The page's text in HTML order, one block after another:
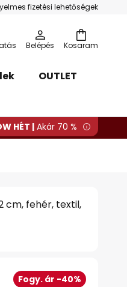
fizetési lehetőségek
Kosaram
Belépés
OUTLET
HÉT |Akár 70 %
cm, fehér, textil,
Fogy. ár -40%